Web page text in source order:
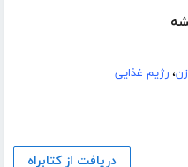
،رژیم غذایی
دریافت از کتابراه